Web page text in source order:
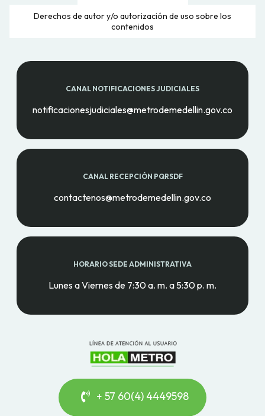
Derechos de autor y/o autorización de uso sobre los
contenidos
CANAL NOTIFICACIONES JUDICIALES
notificacionesjudiciales@metrodemedellin.gov.co
CANAL RECEPCIÓN PQRSDF
contactenos@metrodemedellin.gov.co
HORARIO SEDE ADMINISTRATIVA
Lunes a Viernes de 7:30 a. m. a 5:30 p. m.
+ 57 60(4) 4449598